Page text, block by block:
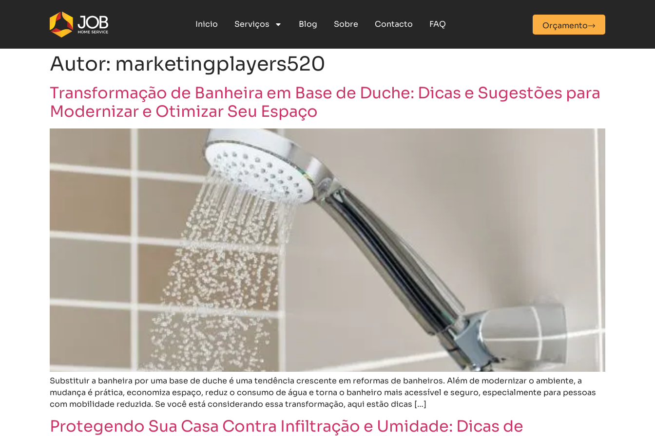
Inicio Serviços Blog Sobre Contacto FAQ Orçamento
Autor: marketingplayers520
Transformação de Banheira em Base de Duche: Dicas e Sugestões para
Modernizar e Otimizar Seu Espaço
Substituir a banheira por uma base de duche é uma tendência crescente em reformas de banheiros. Além de modernizar o ambiente, a
mudança é prática, economiza espaço, reduz o consumo de água e torna o banheiro mais acessível e seguro, especialmente para pessoas
com mobilidade reduzida. Se você está considerando essa transformação, aqui estão dicas […]
Protegendo Sua Casa Contra Infiltração e Umidade: Dicas de